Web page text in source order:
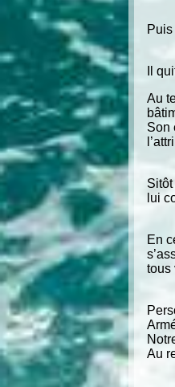
Il
Au
Son
Sitôt
lui
En
tous
Au